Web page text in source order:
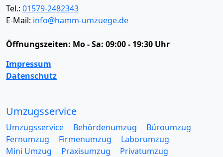
Tel.: 01579-2482343
E-Mail: info@hamm-umzuege.de
Öffnungszeiten: Mo - Sa: 09:00 - 19:30 Uhr
Impressum
Datenschutz
Umzugsservice
Umzugsservice Behördenumzug
Büroumzug
Fernumzug
Firmenumzug
Laborumzug
Mini Umzug
Praxisumzug
Privatumzug